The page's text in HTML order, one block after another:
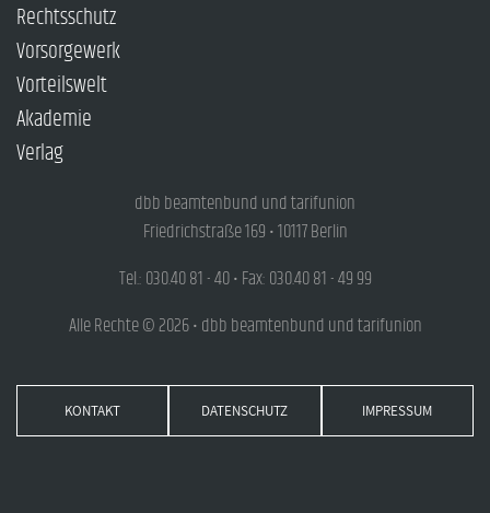
Rechtsschutz
Vorsorgewerk
Vorteilswelt
Akademie
Verlag
dbb beamtenbund und tarifunion
Friedrichstraße 169 • 10117 Berlin
Tel.: 030.40 81 - 40 • Fax: 030.40 81 - 49 99
Alle Rechte © 2026 • dbb beamtenbund und tarifunion
KONTAKT DATENSCHUTZ IMPRESSUM